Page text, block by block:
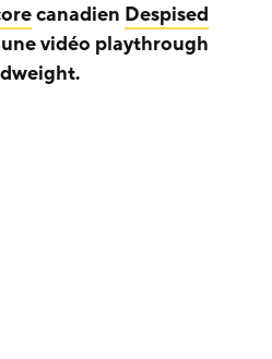
canadien Despised
vidéo playthrough